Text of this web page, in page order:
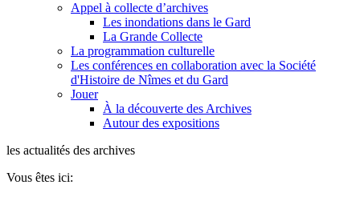
Appel à collecte d’archives
Les inondations dans le Gard
La Grande Collecte
La programmation culturelle
Les conférences en collaboration avec la Société
d'Histoire de Nîmes et du Gard
Jouer
À la découverte des Archives
Autour des expositions
les actualités des archives
Vous êtes ici: